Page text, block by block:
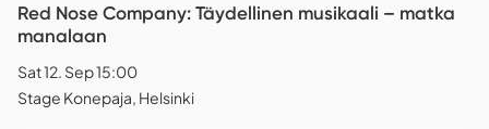
Red Nose Company: Täydellinen musikaali – matka
manalaan
Sat 12. Sep 15:00
Stage Konepaja, Helsinki